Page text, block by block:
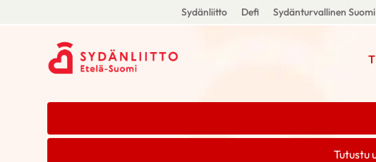
Sydänliitto Defi Sydänturvallinen Suomi
Tutustu